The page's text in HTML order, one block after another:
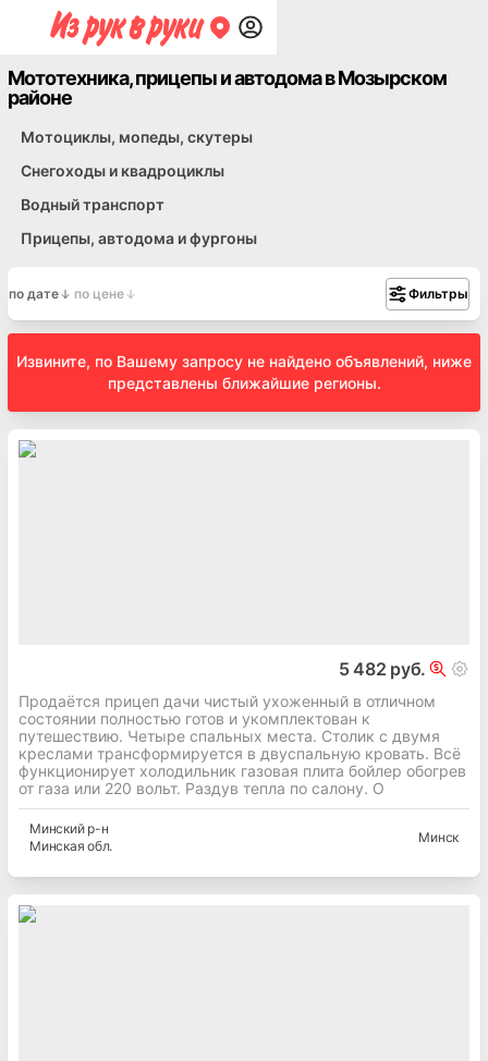
Мототехника, прицепы и автодома в Мозырском
районе
Мотоциклы, мопеды, скутеры
Снегоходы и квадроциклы
Водный транспорт
Прицепы, автодома и фургоны
по дате по цене Фильтры
Извините, по Вашему запросу не найдено объявлений, ниже
представлены ближайшие регионы.
5 482 руб.
Продаётся прицеп дачи чистый ухоженный в отличном
состоянии полностью готов и укомплектован к
путешествию. Четыре спальных места. Столик с двумя
креслами трансформируется в двуспальную кровать. Всё
функционирует холодильник газовая плита бойлер обогрев
от газа или 220 вольт. Раздув тепла по салону. О
Минскийр-н
Минская обл.
Минск